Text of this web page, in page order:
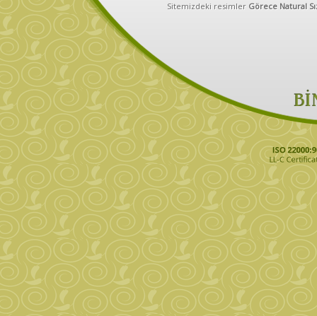
Sitemizdeki resimler Görece Natural